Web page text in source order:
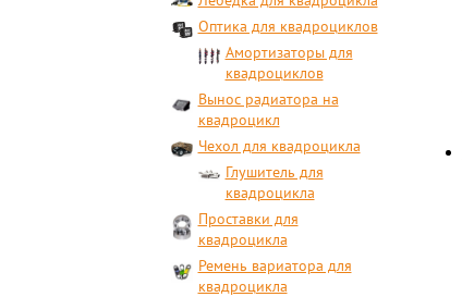
Оптика для квадроциклов
Амортизаторы для
квадроциклов
Вынос радиатора на
квадроцикл
Чехол для квадроцикла
Глушитель для
квадроцикла
Проставки для
квадроцикла
Ремень вариатора для
квадроцикла